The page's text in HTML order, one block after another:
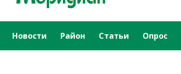
Новости Район Статьи Опрос